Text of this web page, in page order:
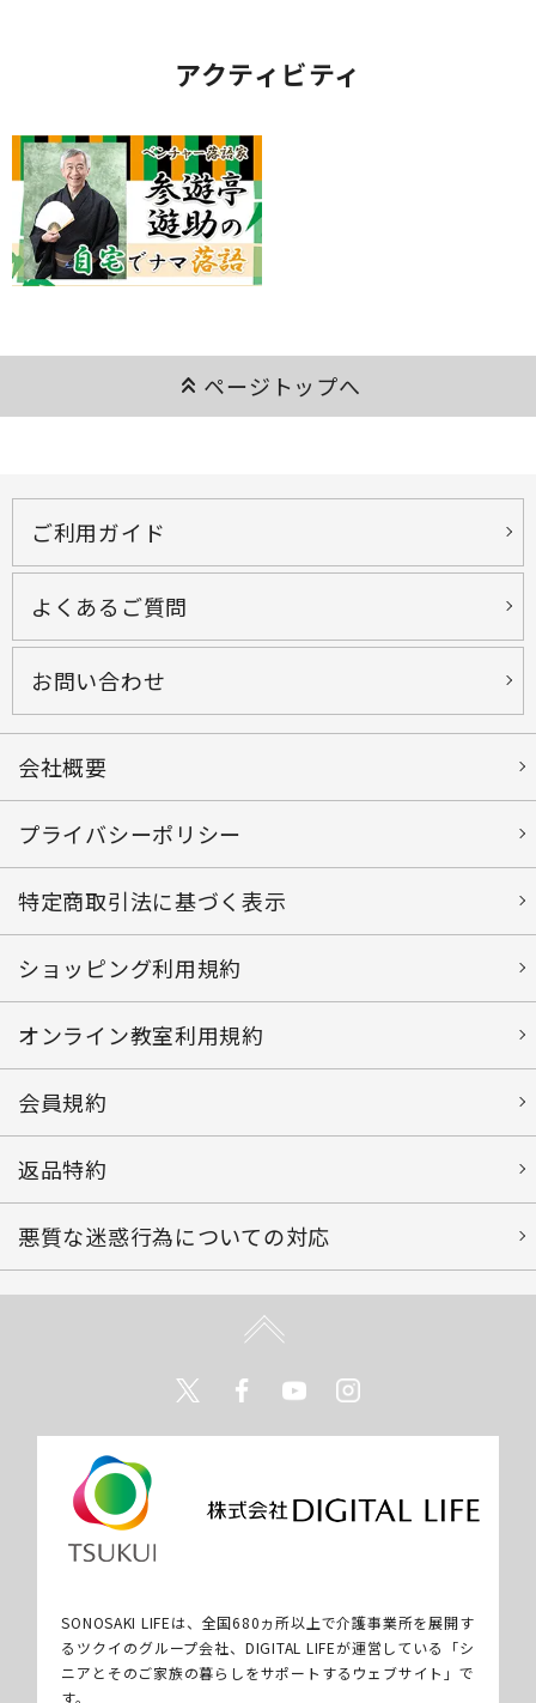
アクティビティ
keyboard_double_arrow_up ページトップへ
ご利用ガイド
よくあるご質問
お問い合わせ
会社概要
プライバシーポリシー
特定商取引法に基づく表示
ショッピング利用規約
オンライン教室利用規約
会員規約
返品特約
悪質な迷惑行為についての対応
TwitterFacebookYoutube
SONOSAKI LIFEは、全国680ヵ所以上で介護事業所を展開す
るツクイのグループ会社、DIGITAL LIFEが運営している「シ
ニアとそのご家族の暮らしをサポートするウェブサイト」で
す。